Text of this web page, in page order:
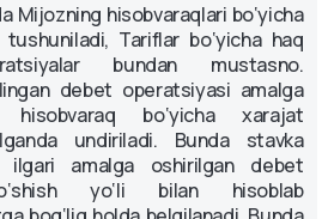
Mijozning hisobvaraqlari bo‘yicha
Tariflar bo‘yicha haq
bundan mustasno.
debet operatsiyasi amalga
hisobvaraq bo‘yicha xarajat
undiriladi. Bunda stavka
amalga oshirilgan debet
yo‘li bilan hisoblab